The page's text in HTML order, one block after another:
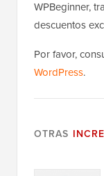
WPBeginner,
descuentos
Por favor,
WordPress.
OTRAS